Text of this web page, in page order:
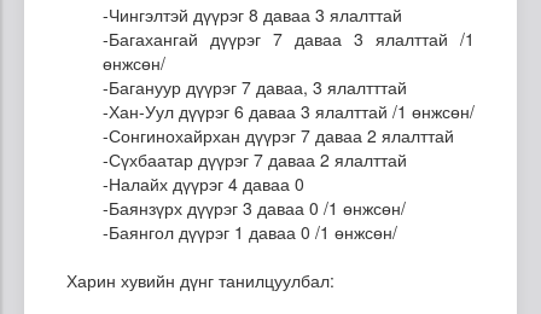
-Чингэлтэй дүүрэг 8 даваа 3 ялалттай
-Багахангай дүүрэг 7 даваа 3 ялалттай /1
өнжсөн/
-Багануур дүүрэг 7 даваа, 3 ялалтттай
-Хан-Уул дүүрэг 6 даваа 3 ялалттай /1 өнжсөн/
-Сонгинохайрхан дүүрэг 7 даваа 2 ялалттай
-Сүхбаатар дүүрэг 7 даваа 2 ялалттай
-Налайх дүүрэг 4 даваа 0
-Баянзүрх дүүрэг 3 даваа 0 /1 өнжсөн/
-Баянгол дүүрэг 1 даваа 0 /1 өнжсөн/
Харин хувийн дүнг танилцуулбал: